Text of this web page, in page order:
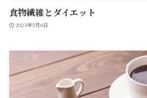
食物繊維とダイエット
2023年5月6日